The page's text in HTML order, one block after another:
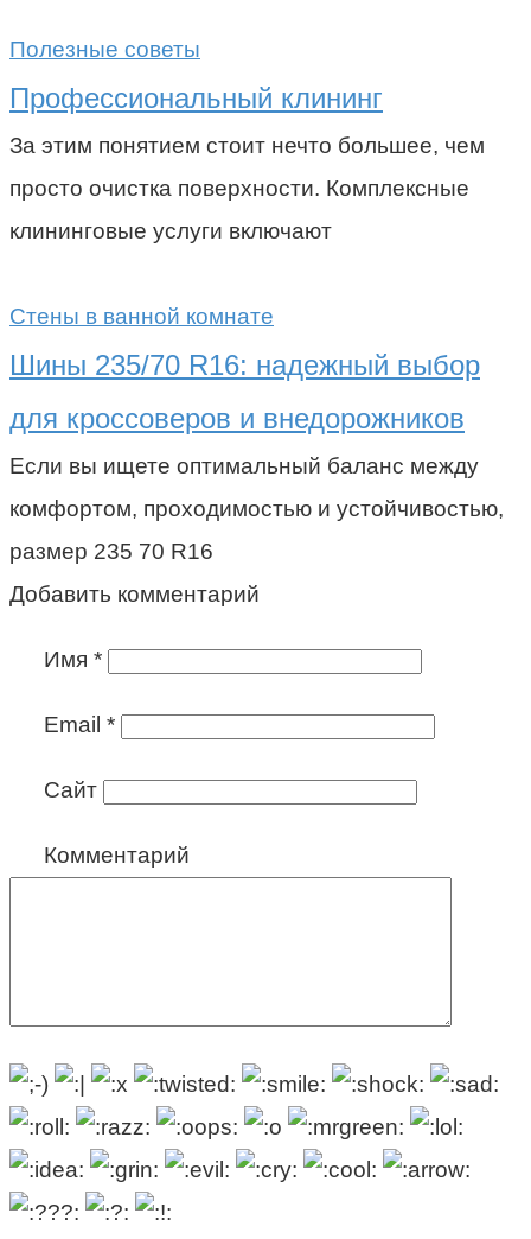
Полезные советы
Профессиональный клининг
За этим понятием стоит нечто большее, чем
просто очистка поверхности. Комплексные
клининговые услуги включают
Стены в ванной комнате
Шины 235/70 R16: надежный выбор
для кроссоверов и внедорожников
Если вы ищете оптимальный баланс между
комфортом, проходимостью и устойчивостью,
размер 235 70 R16
Добавить комментарий
Имя *
Email *
Сайт
Комментарий